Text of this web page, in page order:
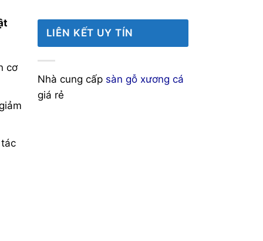
cơ
LIÊN KẾT UY TÍN
Nhà cung cấp sàn gỗ xương cá
giá rẻ